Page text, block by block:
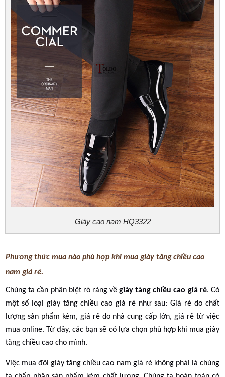
Giày cao nam HQ3322
Phương thức mua nào phù hợp khi mua giày tăng chiều cao
nam giá rẻ.
Chúng ta cần phân biệt rõ ràng vềgiày tăng chiều cao giá rẻ. Có
một số loại giày tăng chiều cao giá rẻ như sau: Giá rẻ do chất
lượng sản phẩm kém, giá rẻ do nhà cung cấp lớn, giá rẻ từ việc
mua online. Từ đây, các bạn sẽ có lựa chọn phù hợp khi mua giày
tăng chiều cao cho mình.
Việc mua đôi giày tăng chiều cao nam giá rẻ không phải là chúng